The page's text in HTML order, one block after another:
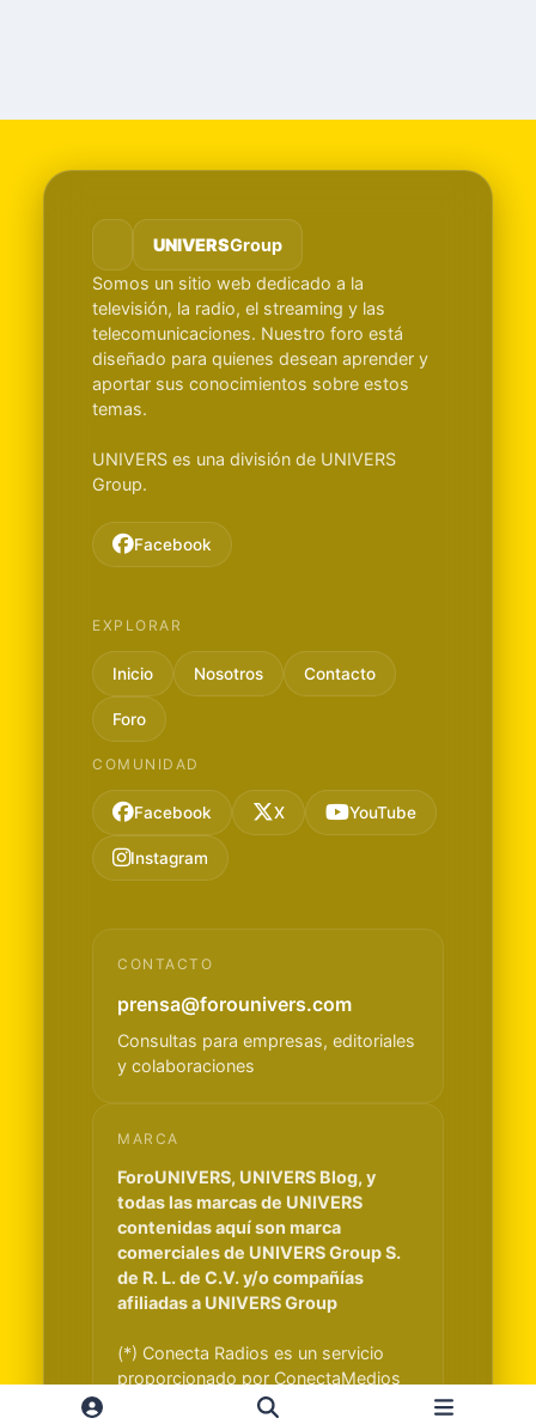
UNIVERSGroup
Somos un sitio web dedicado a la
televisión, la radio, el streaming y las
telecomunicaciones. Nuestro foro está
diseñado para quienes desean aprender y
aportar sus conocimientos sobre estos
temas.
UNIVERS es una división de UNIVERS
Group.
Facebook
EXPLORAR
Inicio Nosotros Contacto
Foro
COMUNIDAD
Facebook X YouTube
Instagram
CONTACTO
prensa@forounivers.com
Consultas para empresas, editoriales
y colaboraciones
MARCA
ForoUNIVERS, UNIVERS Blog, y
todas las marcas de UNIVERS
contenidas aquí son marca
comerciales de UNIVERS Group S.
de R. L. de C.V. y/o compañías
afiliadas a UNIVERS Group
(*) Conecta Radios es un servicio
proporcionado por ConectaMedios
S.A. y es independiente de UNIVERS